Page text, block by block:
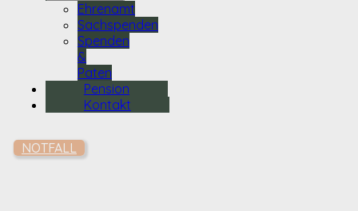
Ehrenamt
Sachspenden
Spenden
&
Paten
Pension
Kontakt
NOTFALL